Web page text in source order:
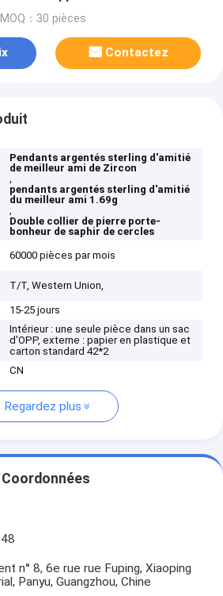
MOQ：30 pièces
Contactez
Pendants argentés sterling d'amitié
de meilleur ami de Zircon
,
pendants argentés sterling d'amitié
du meilleur ami 1.69g
,
Double collier de pierre porte-
bonheur de saphir de cercles
60000 pièces par mois
T/T, Western Union,
15-25 jours
Intérieur : une seule pièce dans un sac
d'OPP, externe : papier en plastique et
carton standard 42*2
CN
Regardez plus
Coordonnées
n° 8, 6e rue rue Fuping, Xiaoping
Panyu, Guangzhou, Chine